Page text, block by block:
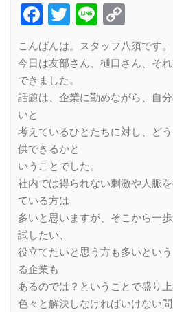
Facebook
Twitter
Line
Link
こんばんは。スタッフ八須です。
今日は友部さん、樋口さん、そ
できました。
話題は、企業に勤めながら、自
いと
考えているひとたちに対し、ど
供できるかと
いうことでした。
社内では得られない刺激や人脈
ている方は
多いと思いますが、そこから一
試したい、
役立てたいと思う方も多いとい
る企業も
あるのでは？ということで盛り上
色々と解決しなければいけない